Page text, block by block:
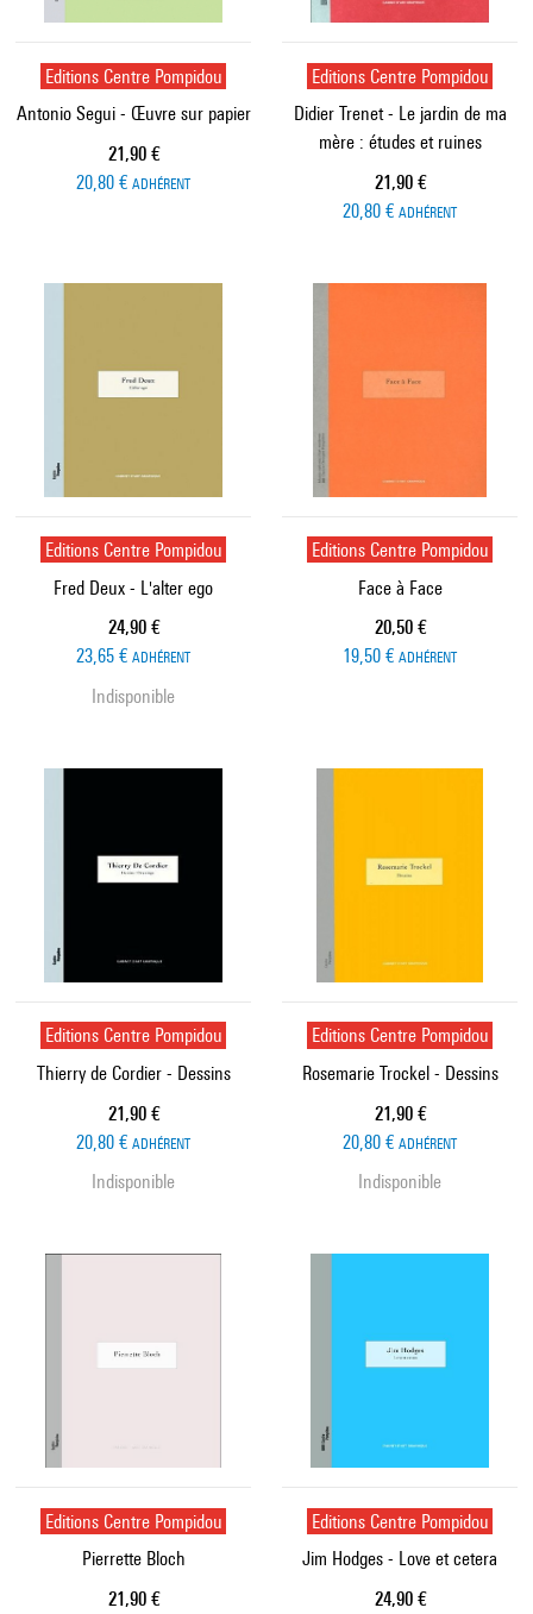
Editions Centre Pompidou
Antonio Segui - Œuvre sur papier
Prix ​​actuel
21,90 €
20,80 € ADHÉRENT
Editions Centre Pompidou
Didier Trenet - Le jardin de ma
mère : études et ruines
Prix ​​actuel
21,90 €
20,80 € ADHÉRENT
Editions Centre Pompidou
Fred Deux - L'alter ego
Prix ​​actuel
24,90 €
23,65 € ADHÉRENT
Indisponible
Editions Centre Pompidou
Face à Face
Prix ​​actuel
20,50 €
19,50 € ADHÉRENT
Editions Centre Pompidou
Thierry de Cordier - Dessins
Prix ​​actuel
21,90 €
20,80 € ADHÉRENT
Indisponible
Editions Centre Pompidou
Rosemarie Trockel - Dessins
Prix ​​actuel
21,90 €
20,80 € ADHÉRENT
Indisponible
Editions Centre Pompidou
Pierrette Bloch
Prix ​​actuel
21,90 €
Editions Centre Pompidou
Jim Hodges - Love et cetera
Prix ​​actuel
24,90 €